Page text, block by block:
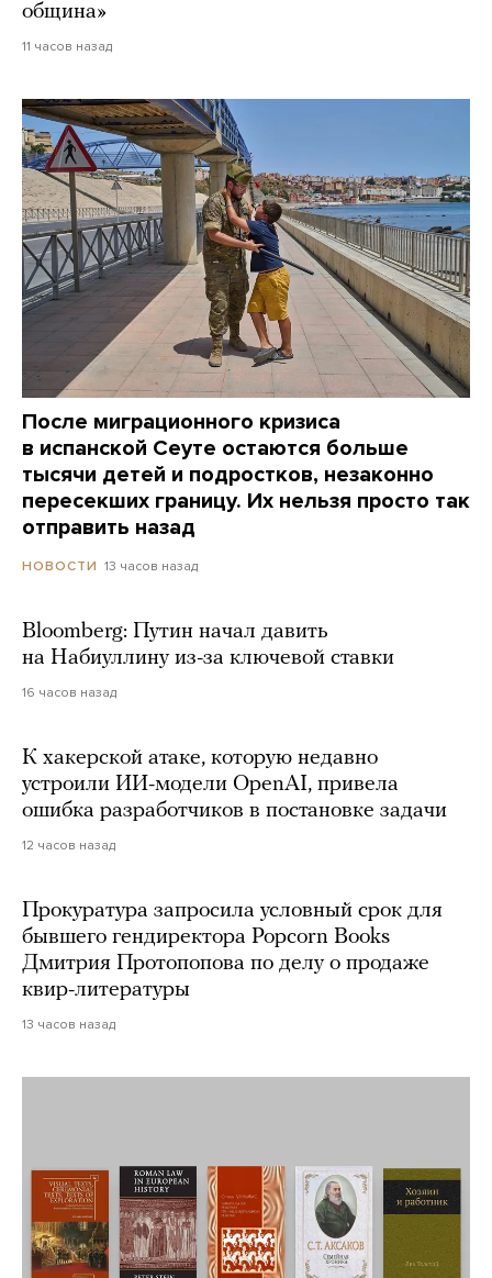
община»
11 часов назад
После миграционного кризиса
в испанской Сеуте остаются больше
тысячи детей и подростков, незаконно
пересекших границу. Их нельзя просто так
отправить назад
НОВОСТИ 13 часов назад
Bloomberg: Путин начал давить
на Набиуллину из-за ключевой ставки
16 часов назад
К хакерской атаке, которую недавно
устроили ИИ-модели OpenAI, привела
ошибка разработчиков в постановке задачи
12 часов назад
Прокуратура запросила условный срок для
бывшего гендиректора Popcorn Books
Дмитрия Протопопова по делу о продаже
квир-литературы
13 часов назад